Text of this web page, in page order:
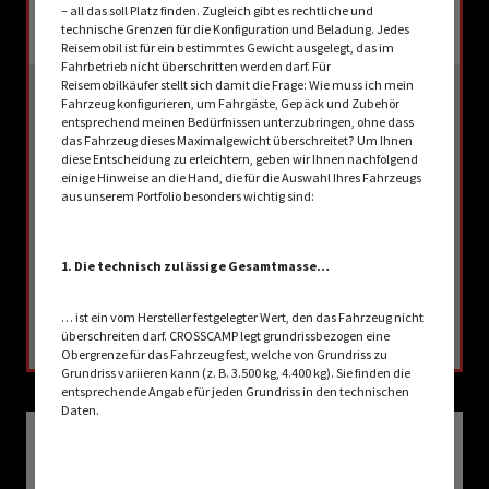
CROSSCAMP ELMNT 5.4 DS Peugeot
52.590,– CHF
Preis aba)
2 - 5 Personen
Schlafplätze
AUSGEWÄHLT
– all das soll Platz finden. Zugleich gibt es rechtliche und
technische Grenzen für die Konfiguration und Beladung. Jedes
Reisemobil ist für ein bestimmtes Gewicht ausgelegt, das im
Fahrbetrieb nicht überschritten werden darf. Für
Reisemobilkäufer stellt sich damit die Frage: Wie muss ich mein
Fahrzeug konfigurieren, um Fahrgäste, Gepäck und Zubehör
entsprechend meinen Bedürfnissen unterzubringen, ohne dass
das Fahrzeug dieses Maximalgewicht überschreitet? Um Ihnen
diese Entscheidung zu erleichtern, geben wir Ihnen nachfolgend
einige Hinweise an die Hand, die für die Auswahl Ihres Fahrzeugs
aus unserem Portfolio besonders wichtig sind:
1. Die technisch zulässige Gesamtmasse…
… ist ein vom Hersteller festgelegter Wert, den das Fahrzeug nicht
überschreiten darf. CROSSCAMP legt grundrissbezogen eine
Obergrenze für das Fahrzeug fest, welche von Grundriss zu
Grundriss variieren kann (z. B. 3.500 kg, 4.400 kg). Sie finden die
entsprechende Angabe für jeden Grundriss in den technischen
Daten.